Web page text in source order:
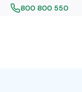
800 800 550